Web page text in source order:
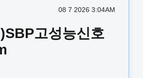
08 7 2026 3:04AM
고성능신호